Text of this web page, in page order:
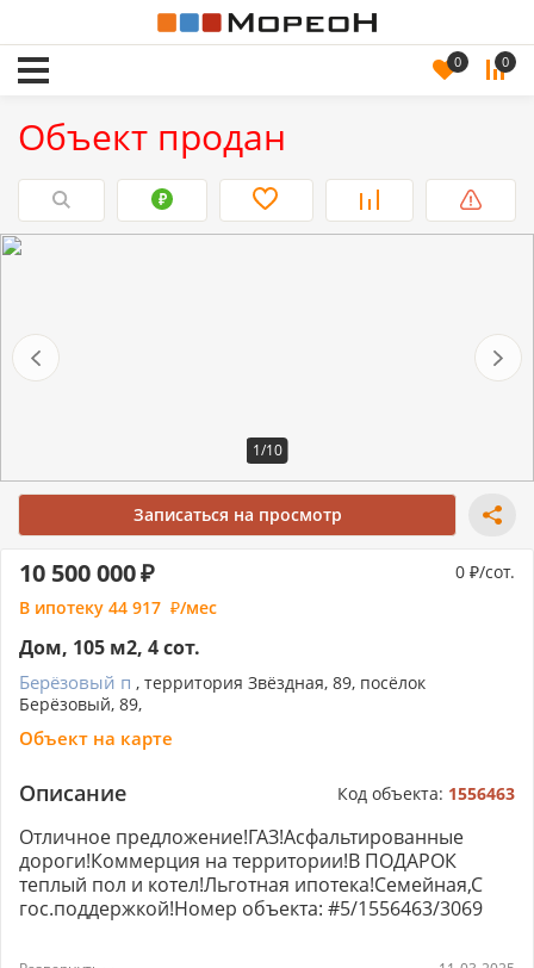
0 0
Объект продан
1/10
Записаться на просмотр
Дом, 105 м2, 4 сот.
Берёзовый п , территория Звёздная, 89, посёлок
Берёзовый, 89,
Объект на карте
10 500 000 0
/сот.
В ипотеку 44 917 /мес
Описание Код объекта: 1556463
Отличное предложение!ГАЗ!Асфальтированные
дороги!Коммерция на территории!В ПОДАРОК
теплый пол и котел!Льготная ипотека!Семейная,С
гос.поддержкой!Номер объекта: #5/1556463/3069